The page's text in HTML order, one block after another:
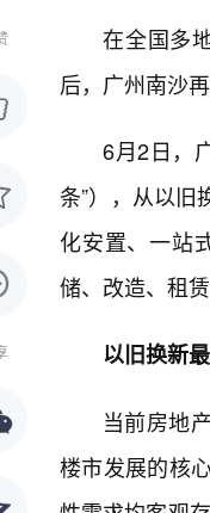
在全国多
后，广州南沙
6月2日，
条”），从以旧
化安置、一站
储、改造、租
以旧换新
当前房地
楼市发展的核